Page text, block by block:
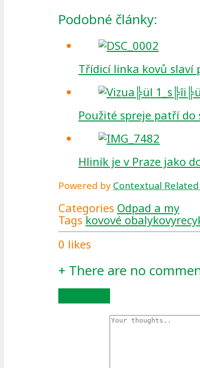
Podobné články:
Třídicí linka kovů slaví
Použité spreje patří
Hliník je v Praze jako
Powered by Contextual
Categories Odpad a my
Tags kovové obalykovy
0 likes
+ There are no